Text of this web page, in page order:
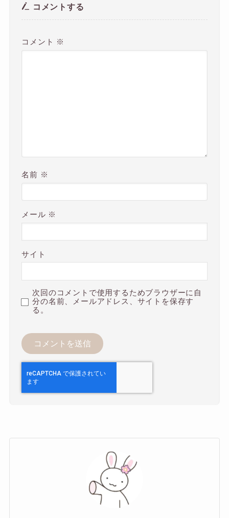
コメントする
コメント ※
名前 ※
メール ※
サイト
次回のコメントで使用するためブラウザーに自
分の名前、メールアドレス、サイトを保存す
る。